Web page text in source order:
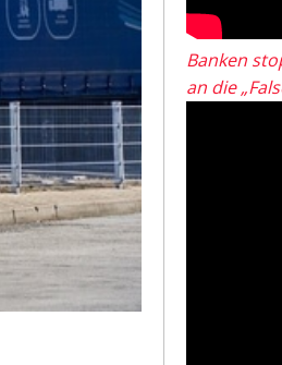
Banken
an die